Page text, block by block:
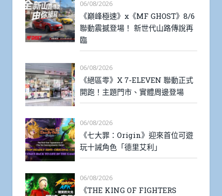
06/08/2026
《巔峰極速》x《MF GHOST》8/6
聯動震撼登場！ 新世代山路傳說再
臨
06/08/2026
《絕區零》X 7-ELEVEN 聯動正式
開跑！主題門市、實體周邊登場
06/08/2026
《七大罪：Origin》迎來首位可遊
玩十誡角色「德里艾利」
06/08/2026
《THE KING OF FIGHTERS